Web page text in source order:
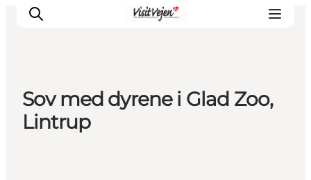
Spise
Sov med dyrene i Glad Zoo,
Lintrup